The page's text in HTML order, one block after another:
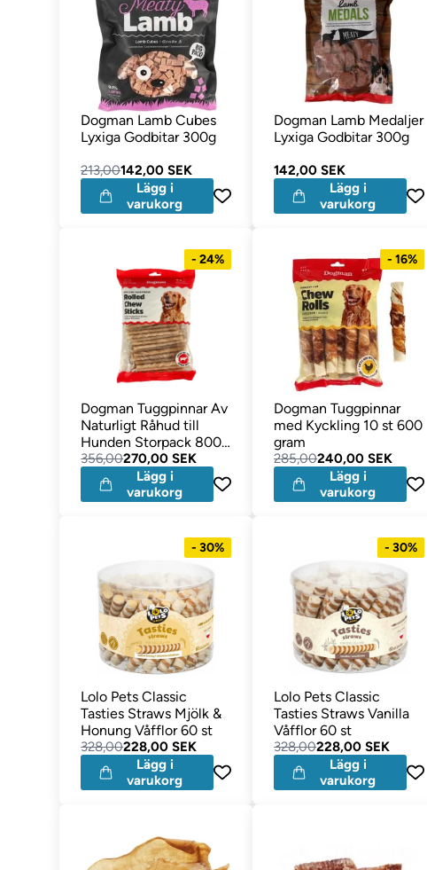
Dogman Lamb Cubes
Lyxiga Godbitar 300g
213,00142,00 SEK
Lägg i
varukorg
Dogman Lamb Medaljer
Lyxiga Godbitar 300g
142,00 SEK
Lägg i
varukorg
- 24%
Dogman Tuggpinnar Av
Naturligt Råhud till
Hunden Storpack 800
gram
356,00270,00 SEK
Lägg i
varukorg
- 16%
Dogman Tuggpinnar
med Kyckling 10 st 600
gram
285,00240,00 SEK
Lägg i
varukorg
- 30%
Lolo Pets Classic
Tasties Straws Mjölk &
Honung Våfflor 60 st
328,00228,00 SEK
Lägg i
varukorg
- 30%
Lolo Pets Classic
Tasties Straws Vanilla
Våfflor 60 st
328,00228,00 SEK
Lägg i
varukorg